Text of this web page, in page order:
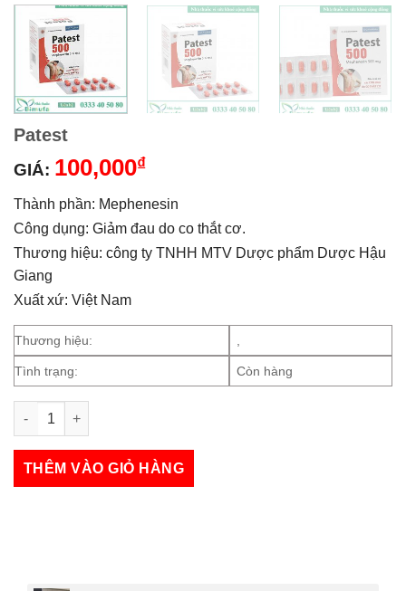
Patest
GIÁ: 100,000₫
Thành phần: Mephenesin
Công dụng: Giảm đau do co thắt cơ.
Thương hiệu: công ty TNHH MTV Dược phẩm Dược Hậu
Giang
Xuất xứ: Việt Nam
Thương hiệu: ,
Tình trạng: Còn hàng
THÊM VÀO GIỎ HÀNG